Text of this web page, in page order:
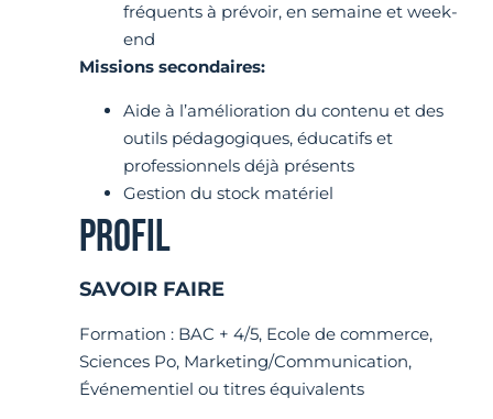
fréquents à prévoir, en semaine et week-
end
Missions secondaires:
Aide à l’amélioration du contenu et des
outils pédagogiques, éducatifs et
professionnels déjà présents
Gestion du stock matériel
PROFIL
SAVOIR FAIRE
Formation : BAC + 4/5, Ecole de commerce,
Sciences Po, Marketing/Communication,
Événementiel ou titres équivalents